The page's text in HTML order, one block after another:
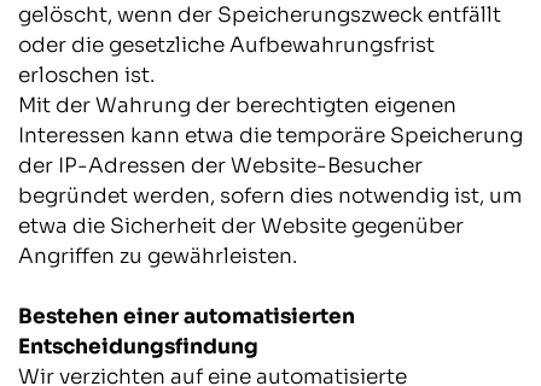
gelöscht, wenn der Speicherungszweck entfällt
oder die gesetzliche Aufbewahrungsfrist
erloschen ist.
Mit der Wahrung der berechtigten eigenen
Interessen kann etwa die temporäre Speicherung
der IP-Adressen der Website-Besucher
begründet werden, sofern dies notwendig ist, um
etwa die Sicherheit der Website gegenüber
Angriffen zu gewährleisten.
Bestehen einer automatisierten
Entscheidungsfindung
Wir verzichten auf eine automatisierte